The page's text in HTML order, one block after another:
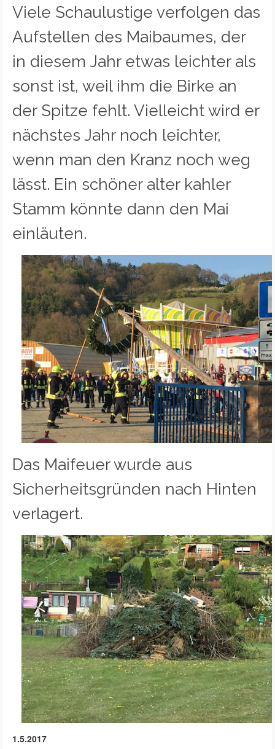
Viele Schaulustige verfolgen das
Aufstellen des Maibaumes, der
in diesem Jahr etwas leichter als
sonst ist, weil ihm die Birke an
der Spitze fehlt. Vielleicht wird er
nächstes Jahr noch leichter,
wenn man den Kranz noch weg
lässt. Ein schöner alter kahler
Stamm könnte dann den Mai
einläuten.
Das Maifeuer wurde aus
Sicherheitsgründen nach Hinten
verlagert.
1.5.2017